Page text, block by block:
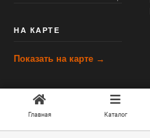
НА КАРТЕ
Показать на карте →
Главная Каталог